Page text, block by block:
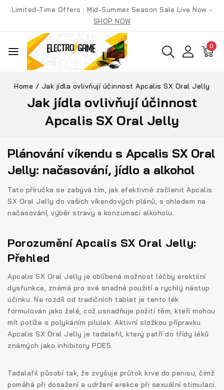
SkipLimited-Time Offers : Mid-Summer Season Sale Live Now -
SHOP NOW
0
Home / Jak jídla ovlivňují účinnost Apcalis SX Oral Jelly
Jak jídla ovlivňují účinnost
Apcalis SX Oral Jelly
Plánování víkendu s Apcalis SX Oral
Jelly: načasování, jídlo a alkohol
Tato příručka se zabývá tím, jak efektivně začlenit Apcalis
SX Oral Jelly do vašich víkendových plánů, s ohledem na
načasování, výběr stravy a konzumaci alkoholu.
Porozumění Apcalis SX Oral Jelly:
Přehled
Apcalis SX Oral Jelly je oblíbená možnost léčby erektilní
dysfunkce, známá pro své snadné použití a rychlý nástup
účinku. Na rozdíl od tradičních tablet je tento lék
formulován jako želé, což usnadňuje požití těm, kteří mohou
mít potíže s polykáním pilulek. Aktivní složkou přípravku
Apcalis SX Oral Jelly je tadalafil, který patří do třídy léků
známých jako inhibitory PDE5.
Tadalafil působí tak, že zvyšuje průtok krve do penisu, čímž
pomáhá při dosažení a udržení erekce při sexuální stimulaci.